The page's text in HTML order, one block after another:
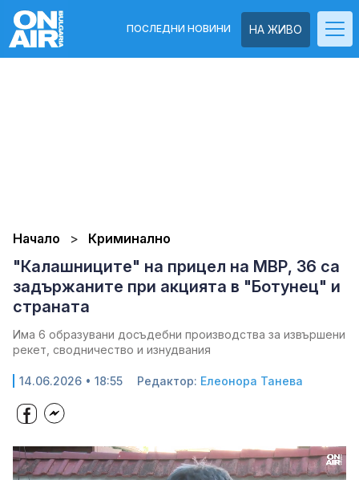
НА ЖИВО
ПОСЛЕДНИ НОВИНИ
Начало Криминално
"Калашниците" на прицел на МВР, 36 са
задържаните при акцията в "Ботунец" и
страната
Има 6 образувани досъдебни производства за извършени
рекет, сводничество и изнудвания
14.06.2026 • 18:55 Редактор: Елеонора Танева